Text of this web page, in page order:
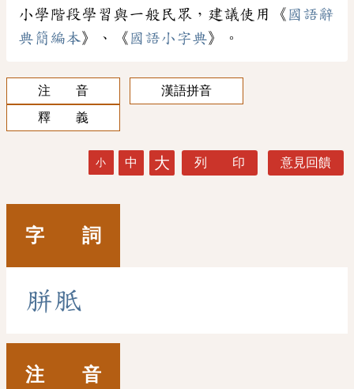
小學階段學習與一般民眾，建議使用《 國語辭
典簡編本》、《 國語小字典》。
注 音
漢語拼音
釋 義
小 中 大 列 印 意見回饋
字 詞
胼胝
注 音